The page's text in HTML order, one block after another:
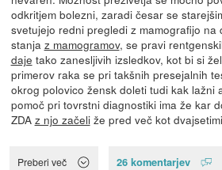
odkritjem bolezni, zaradi česar se
svetujejo redni pregledi z mamografijo na
stanja z mamogramov, se pravi
daje tako zanesljivih izsledkov, kot bi si
primerov raka se pri takšnih presejalnih
okrog polovico žensk doleti tudi kak lažni
pomoč pri tovrstni diagnostiki ima že kar
ZDA z njo začeliže pred več kot
Preberi več 26 komentarjev